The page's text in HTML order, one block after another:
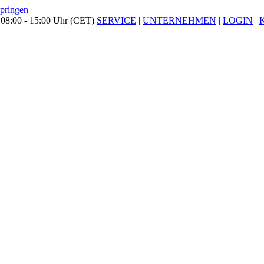
- 15:00 Uhr (CET) SERVICE | UNTERNEHMEN | LOGIN |